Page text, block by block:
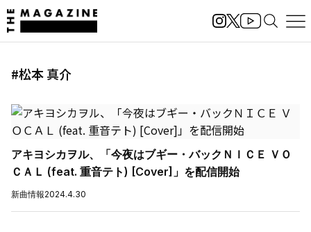
#松本 真介
アキヨシカヲル、「今夜はブギー・バックＮＩＣＥ ＶＯ
ＣＡＬ (feat. 重音テト) [Cover]」を配信開始
新曲情報2024.4.30